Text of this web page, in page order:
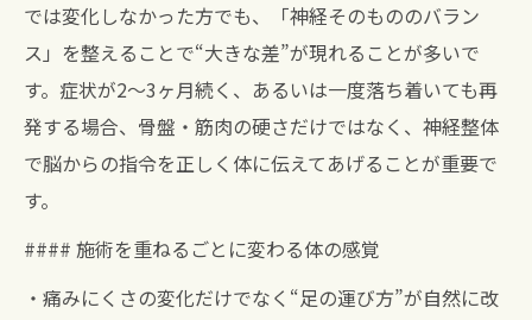
では変化しなかった方でも、「神経そのもののバラン
ス」を整えることで“大きな差”が現れることが多いで
す。症状が2〜3ヶ月続く、あるいは一度落ち着いても再
発する場合、骨盤・筋肉の硬さだけではなく、神経整体
で脳からの指令を正しく体に伝えてあげることが重要で
す。
#### 施術を重ねるごとに変わる体の感覚
・痛みにくさの変化だけでなく“足の運び方”が自然に改